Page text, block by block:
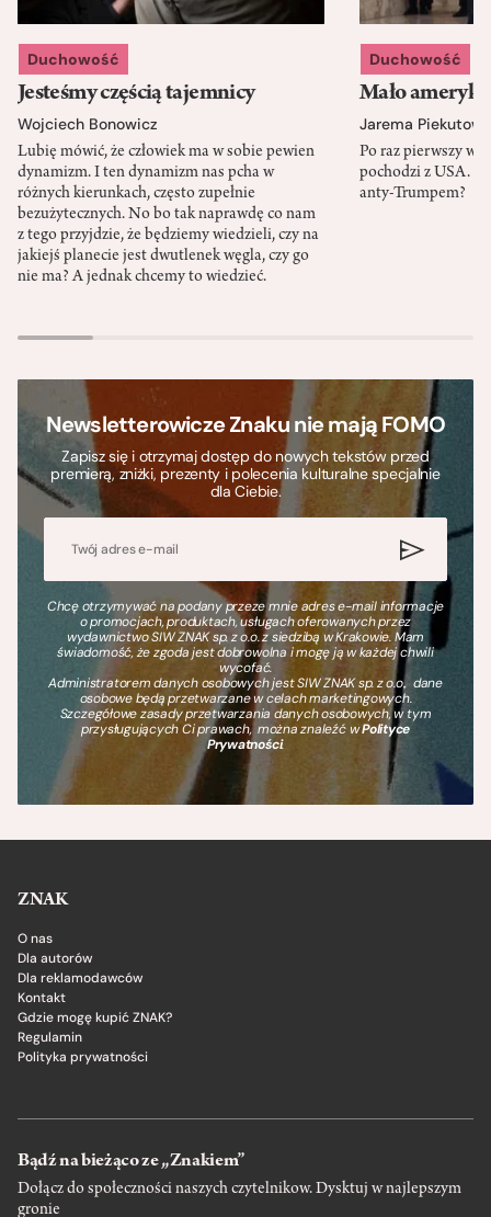
Duchowość
Jesteśmy częścią tajemnicy
Wojciech Bonowicz
Lubię mówić, że człowiek ma w sobie pewien
dynamizm. I ten dynamizm nas pcha w
różnych kierunkach, często zupełnie
bezużytecznych. No bo tak naprawdę co nam
z tego przyjdzie, że będziemy wiedzieli, czy na
jakiejś planecie jest dwutlenek węgla, czy go
nie ma? A jednak chcemy to wiedzieć.
Duchowość
Mało
Jarema
Po raz pierwszy w
pochodzi z USA.
anty-Trumpem?
Newsletterowicze Znaku nie mają FOMO
Zapisz się i otrzymaj dostęp do nowych tekstów przed
premierą, zniżki, prezenty i polecenia kulturalne specjalnie
dla Ciebie.
Chcę otrzymywać na podany przeze mnie adres e-mail informacje
o promocjach, produktach, usługach oferowanych przez
wydawnictwo SIW ZNAK sp. z o.o. z siedzibą w Krakowie. Mam
świadomość, że zgoda jest dobrowolna i mogę ją w każdej chwili
wycofać.
Administratorem danych osobowych jest SIW ZNAK sp. z o.o., dane
osobowe będą przetwarzane w celach marketingowych.
Szczegółowe zasady przetwarzania danych osobowych, w tym
przysługujących Ci prawach, można znaleźć wPolityce
Prywatności.
ZNAK
O nas
Dla autorów
Dla reklamodawców
Kontakt
Gdzie mogę kupić ZNAK?
Regulamin
Polityka prywatności
Bądź na bieżąco ze „Znakiem”
Dołącz do społeczności naszych czytelnikow. Dysktuj w najlepszym
gronie